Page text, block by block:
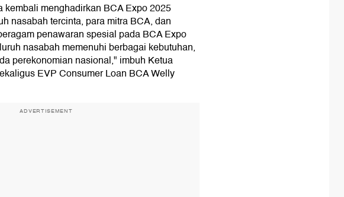
kembali menghadirkan BCA Expo 2025
nasabah tercinta, para mitra BCA, dan
penawaran spesial pada BCA Expo
nasabah memenuhi berbagai kebutuhan,
perekonomian nasional," imbuh Ketua
EVP Consumer Loan BCA Welly
ADVERTISEMENT